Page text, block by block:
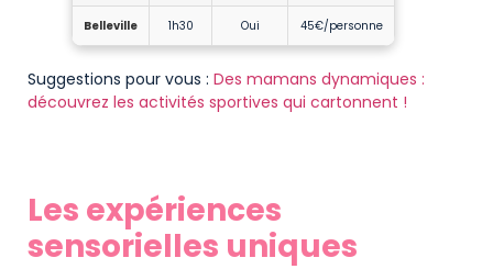
Belleville 1h30 Oui 45€/personne
Suggestions pour vous : Des mamans dynamiques :
découvrez les activités sportives qui cartonnent !
Les expériences
sensorielles uniques